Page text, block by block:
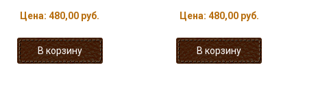
Цена: 480,00 руб.
Цена: 480,00 руб.